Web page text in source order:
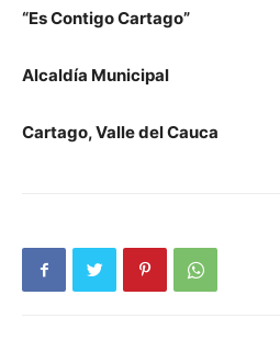
“Es Contigo Cartago”
Alcaldía Municipal
Cartago, Valle del Cauca